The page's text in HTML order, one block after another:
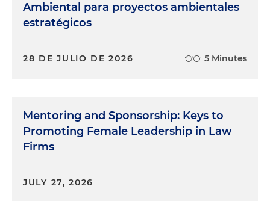
Ambiental para proyectos ambientales
estratégicos
28 DE JULIO DE 2026 5 Minutes
Mentoring and Sponsorship: Keys to
Promoting Female Leadership in Law
Firms
JULY 27, 2026